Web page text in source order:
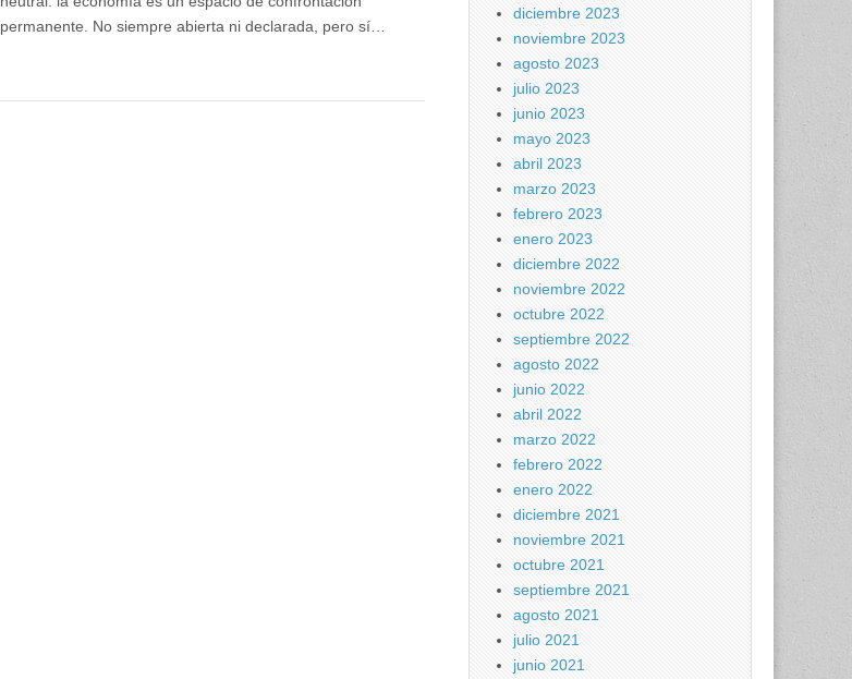
permanente. No siempre abierta ni declarada, pero sí…
diciembre 2023
noviembre 2023
agosto 2023
julio 2023
junio 2023
mayo 2023
abril 2023
marzo 2023
febrero 2023
enero 2023
diciembre 2022
noviembre 2022
octubre 2022
septiembre 2022
agosto 2022
junio 2022
abril 2022
marzo 2022
febrero 2022
enero 2022
diciembre 2021
noviembre 2021
octubre 2021
septiembre 2021
agosto 2021
julio 2021
junio 2021